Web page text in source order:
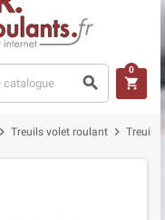
search shopping_cart
0
chevron_right Treuils volet roulant chevron_right Treuil